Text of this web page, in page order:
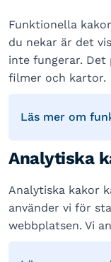
Funktionella
du nekar är det
inte fungerar. Det
filmer och kartor.
Läs mer om
Analytiska
Analytiska kakor
använder vi för
webbplatsen. Vi